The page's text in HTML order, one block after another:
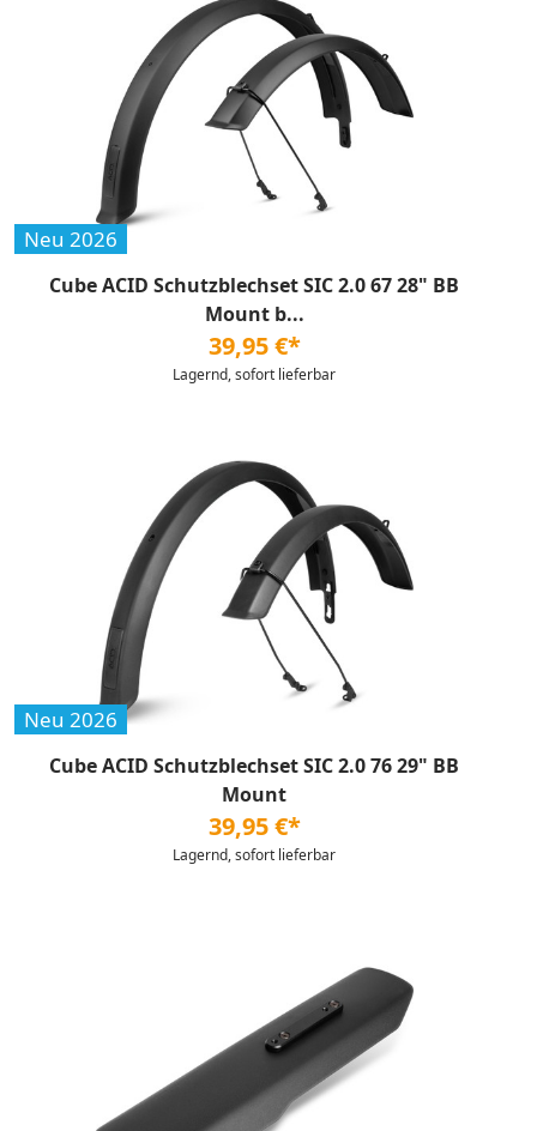
Neu 2026
Cube ACID Schutzblechset SIC 2.0 67 28" BB
Mount b...
39,95 €*
Lagernd, sofort lieferbar
Neu 2026
Cube ACID Schutzblechset SIC 2.0 76 29" BB
Mount
39,95 €*
Lagernd, sofort lieferbar